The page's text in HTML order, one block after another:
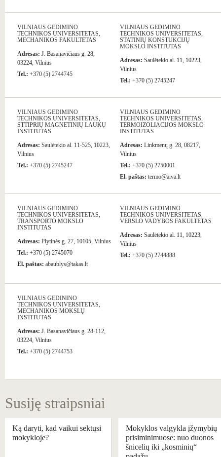
VILNIAUS GEDIMINO
TECHNIKOS UNIVERSITETAS,
MECHANIKOS FAKULTETAS
Adresas: J. Basanavičiaus g. 28,
03224, Vilnius
Tel.: +370 (5) 2744745
VILNIAUS GEDIMINO
TECHNIKOS UNIVERSITETAS,
STATINIŲ KONSTUKCIJŲ
MOKSLO INSTITUTAS
Adresas: Saulėtekio al. 11, 10223,
Vilnius
Tel.: +370 (5) 2745247
VILNIAUS GEDIMINO
TECHNIKOS UNIVERSITETAS,
STTIPRIŲ MAGNETINIŲ LAUKŲ
INSTITUTAS
Adresas: Saulėtekio al. 11-525, 10223,
Vilnius
Tel.: +370 (5) 2745247
VILNIAUS GEDIMINO
TECHNIKOS UNIVERSITETAS,
TERMOIZOLIACIJOS MOKSLO
INSTITUTAS
Adresas: Linkmenų g. 28, 08217,
Vilnius
Tel.: +370 (5) 2750001
El. paštas: termo@aiva.lt
VILNIAUS GEDIMINO
TECHNIKOS UNIVERSITETAS,
TRANSPORTO MOKSLO
INSTITUTAS
Adresas: Plytinės g. 27, 10105, Vilnius
Tel.: +370 (5) 2745070
El. paštas: abaublys@takas.lt
VILNIAUS GEDIMINO
TECHNIKOS UNIVERSITETAS,
VERSLO VADYBOS FAKULTETAS
Adresas: Saulėtekio al. 11, 10223,
Vilnius
Tel.: +370 (5) 2744888
VILNIAUS GEDININO
TECHNIKOS UNIVERSITETAS,
MECHANIKOS MOKSLŲ
INSTITUTAS
Adresas: J. Basanavičiaus g. 28-112,
03224, Vilnius
Tel.: +370 (5) 2744753
Susiję straipsniai
Ką daryti, kad vaikui sektųsi
mokykloje?
Mokyklos valgykla įžymybių
prisiminimuose: nuo duonos
šnicelių iki „kosminių“